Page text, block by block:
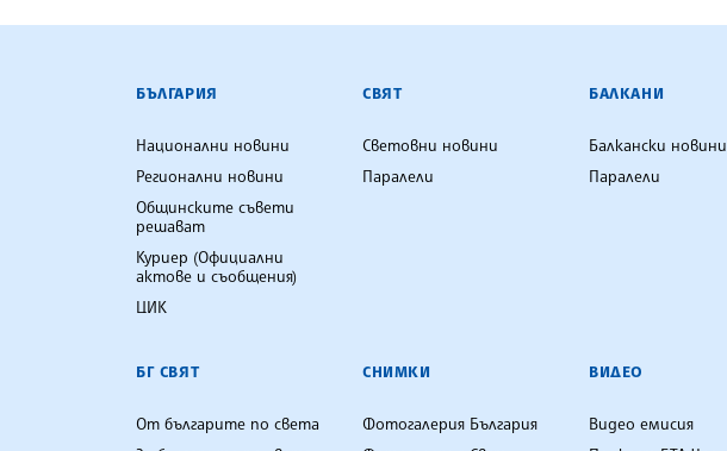
БЪЛГАРСКА ТЕЛЕГРАФНА АГЕНЦИЯ
БЪЛГАРИЯ
Национални новини
Регионални новини
Общинските съвети
решават
Куриер (Официални
актове и съобщения)
ЦИК
СВЯТ
Световни новини
Паралели
БАЛКАНИ
Балкански новини
Паралели
БГ СВЯТ
От българите по света
СНИМКИ
Фотогалерия България
ВИДЕО
Видео емисия